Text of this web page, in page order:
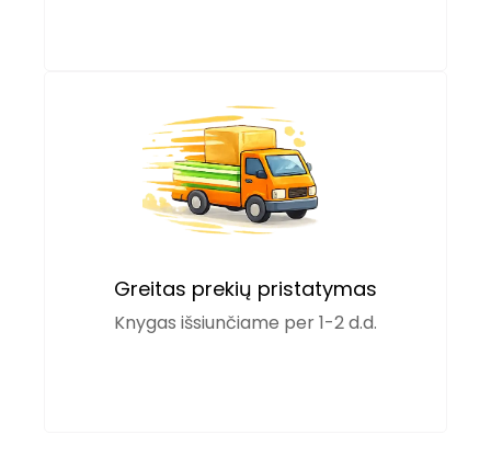
Greitas prekių pristatymas
Knygas išsiunčiame per 1-2 d.d.